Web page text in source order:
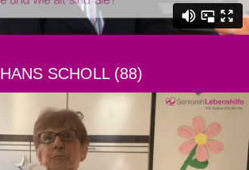
HANS SCHOLL (88)